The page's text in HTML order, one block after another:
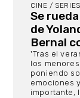
CINE / SERIES
Se
de
Bernal
'Tras el
los
poniendo
emociones
importante,